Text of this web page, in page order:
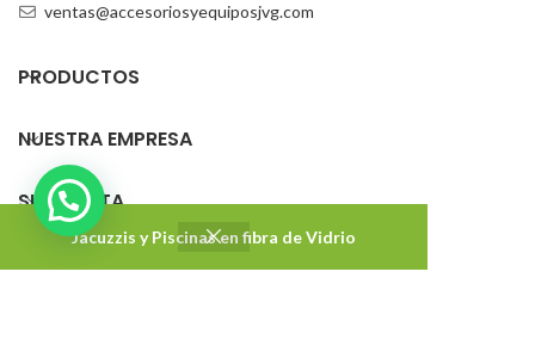
Jacuzzis y Piscinas en fibra de Vidrio
ventas@accesoriosyequiposjvg.com
PRODUCTOS
NUESTRA EMPRESA
SU CUENTA